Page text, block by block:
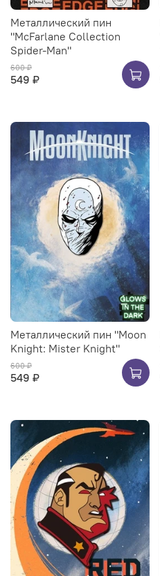
Металлический пин
"McFarlane Collection
Spider-Man"
600 ₽
549 ₽
Металлический пин "Moon
Knight: Mister Knight"
600 ₽
549 ₽